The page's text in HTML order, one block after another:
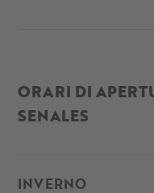
ORARI DI
SENALES
INVERNO